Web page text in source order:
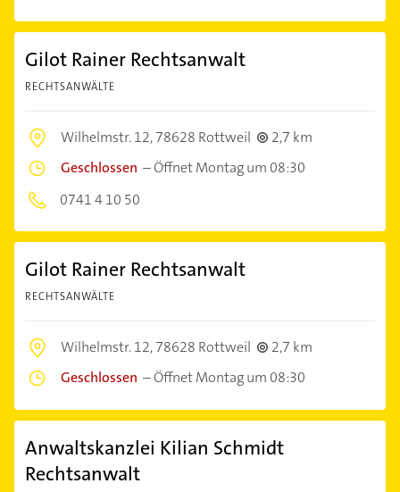
Gilot Rainer Rechtsanwalt
RECHTSANWÄLTE
Wilhelmstr. 12,78628 Rottweil
2,7 km
Geschlossen –Öffnet Montag um 08:30
0741 4 10 50
Gilot Rainer Rechtsanwalt
RECHTSANWÄLTE
Wilhelmstr. 12,78628 Rottweil
2,7 km
Geschlossen –Öffnet Montag um 08:30
Anwaltskanzlei Kilian Schmidt
Rechtsanwalt